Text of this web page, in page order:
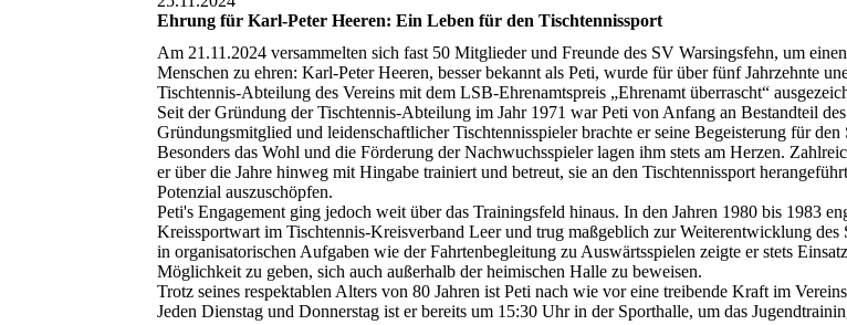
Ehrung für Karl-Peter Heeren: Ein Leben für den Tischtennissport
Am 21.11.2024 versammelten sich fast 50 Mitglieder und Freunde des SV Warsingsfehn, um
Menschen zu ehren: Karl-Peter Heeren, besser bekannt als Peti, wurde für über fünf Jahrzehnte
Tischtennis-Abteilung des Vereins mit dem LSB-Ehrenamtspreis „Ehrenamt überrascht“
Seit der Gründung der Tischtennis-Abteilung im Jahr 1971 war Peti von Anfang an Bestandteil
Gründungsmitglied und leidenschaftlicher Tischtennisspieler brachte er seine Begeisterung für
Besonders das Wohl und die Förderung der Nachwuchsspieler lagen ihm stets am Herzen.
er über die Jahre hinweg mit Hingabe trainiert und betreut, sie an den Tischtennissport
Potenzial auszuschöpfen.
Peti's Engagement ging jedoch weit über das Trainingsfeld hinaus. In den Jahren 1980 bis 1983
Kreissportwart im Tischtennis-Kreisverband Leer und trug maßgeblich zur Weiterentwicklung des
in organisatorischen Aufgaben wie der Fahrtenbegleitung zu Auswärtsspielen zeigte er stets
Möglichkeit zu geben, sich auch außerhalb der heimischen Halle zu beweisen.
Trotz seines respektablen Alters von 80 Jahren ist Peti nach wie vor eine treibende Kraft im
Jeden Dienstag und Donnerstag ist er bereits um 15:30 Uhr in der Sporthalle, um das